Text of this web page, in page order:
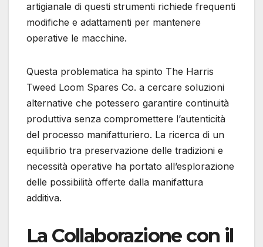
artigianale di questi strumenti richiede frequenti
modifiche e adattamenti per mantenere
operative le macchine.
Questa problematica ha spinto The Harris
Tweed Loom Spares Co. a cercare soluzioni
alternative che potessero garantire continuità
produttiva senza compromettere l’autenticità
del processo manifatturiero. La ricerca di un
equilibrio tra preservazione delle tradizioni e
necessità operative ha portato all’esplorazione
delle possibilità offerte dalla manifattura
additiva.
La Collaborazione con il